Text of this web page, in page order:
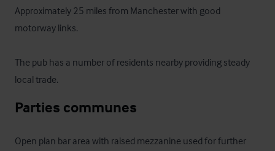
Approximately 25 miles from Manchester with good
motorway links.
The pub has a number of residents nearby providing steady
local trade.
Parties communes
Open plan bar area with raised mezzanine used for further